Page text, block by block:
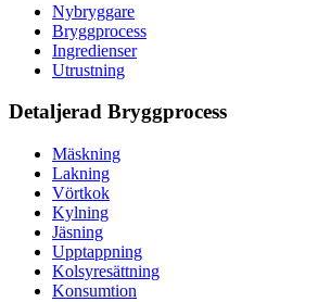
Nybryggare
Bryggprocess
Ingredienser
Utrustning
Detaljerad Bryggprocess
Mäskning
Lakning
Vörtkok
Kylning
Jäsning
Upptappning
Kolsyresättning
Konsumtion